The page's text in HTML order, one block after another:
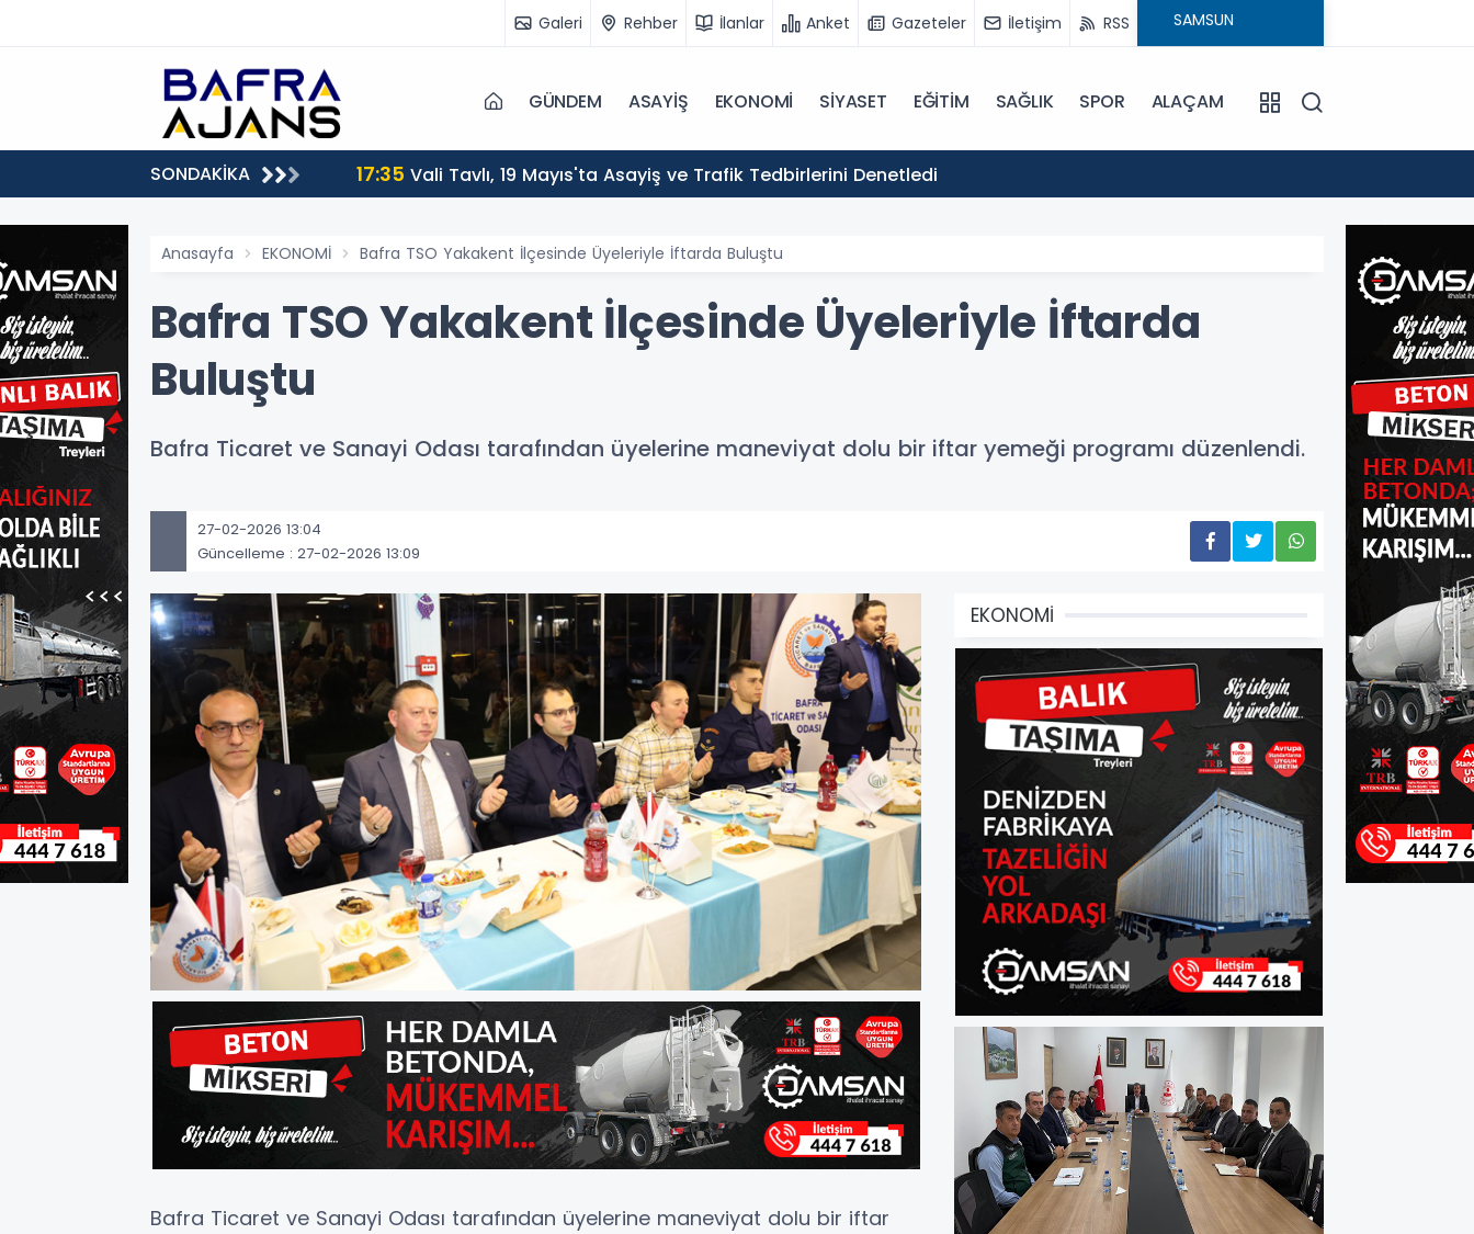
Galeri Rehber İlanlar Anket Gazeteler İletişim RSS
GÜNDEM ASAYİŞ EKONOMİ SİYASET EĞİTİM SAĞLIK SPOR ALAÇAM
SONDAKİKA 17:35 Vali Tavlı, 19 Mayıs'ta Asayiş ve Trafik Tedbirlerini Denetledi
Anasayfa EKONOMİ Bafra TSO Yakakent İlçesinde Üyeleriyle İftarda Buluştu
Bafra TSO Yakakent İlçesinde Üyeleriyle İftarda
Buluştu
Bafra Ticaret ve Sanayi Odası tarafından üyelerine maneviyat dolu bir iftar yemeği programı düzenlendi.
27-02-2026 13:04
Güncelleme : 27-02-2026 13:09
Bafra Ticaret ve Sanayi Odası tarafından üyelerine maneviyat dolu bir iftar
EKONOMİ